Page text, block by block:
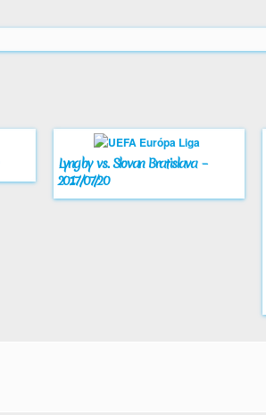
Lyngby vs. Slovan Bratislava –
2017/07/20